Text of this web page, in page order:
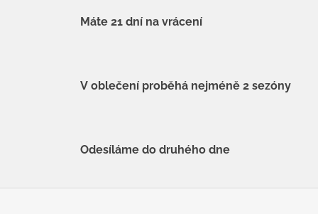
Máte 21 dní na vrácení
V oblečení proběhá nejméně 2 sezóny
Odesíláme do druhého dne